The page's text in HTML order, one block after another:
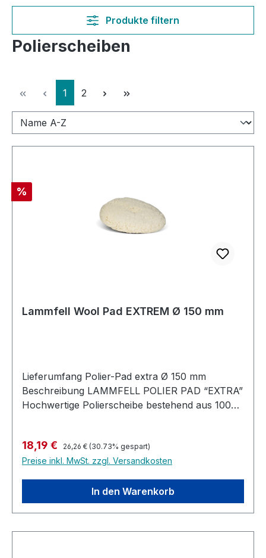
Produkte filtern
Polierscheiben
Seite
1 Seite
2
Rabatt
%
Lammfell Wool Pad EXTREM Ø 150 mm
Lieferumfang Polier-Pad extra Ø 150 mm
Beschreibung LAMMFELL POLIER PAD “EXTRA”
Hochwertige Polierscheibe bestehend aus 100%
Zur Aufnahme auf Kletttellern.
Verkaufspreis:
18,19 € Regulärer Preis:
26,26 € (30.73% gespart)
Preise inkl. MwSt. zzgl. Versandkosten
In den Warenkorb